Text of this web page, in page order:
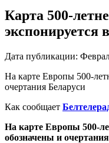
Карта 500-
экспонируется
Дата публикации:
На карте Европы 500-
очертания Беларуси
Как сообщает
На карте Европы 500-
обозначены и